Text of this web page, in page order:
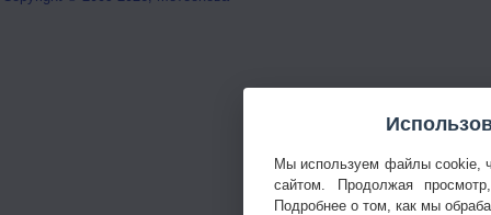
Мы используем файлы cookie,
сайтом. Продолжая
Подробнее о том, как мы